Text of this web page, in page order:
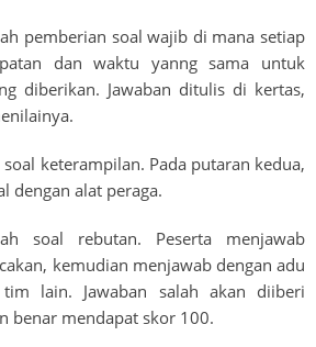
pemberian soal wajib di mana setiap
dan waktu yanng sama untuk
diberikan. Jawaban ditulis di kertas,
keterampilan. Pada putaran kedua,
dengan alat peraga.
soal rebutan. Peserta menjawab
kemudian menjawab dengan adu
lain. Jawaban salah akan diiberi
benar mendapat skor 100.